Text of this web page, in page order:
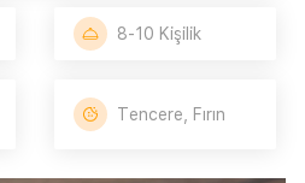
8-10 Kişilik
Tencere, Fırın